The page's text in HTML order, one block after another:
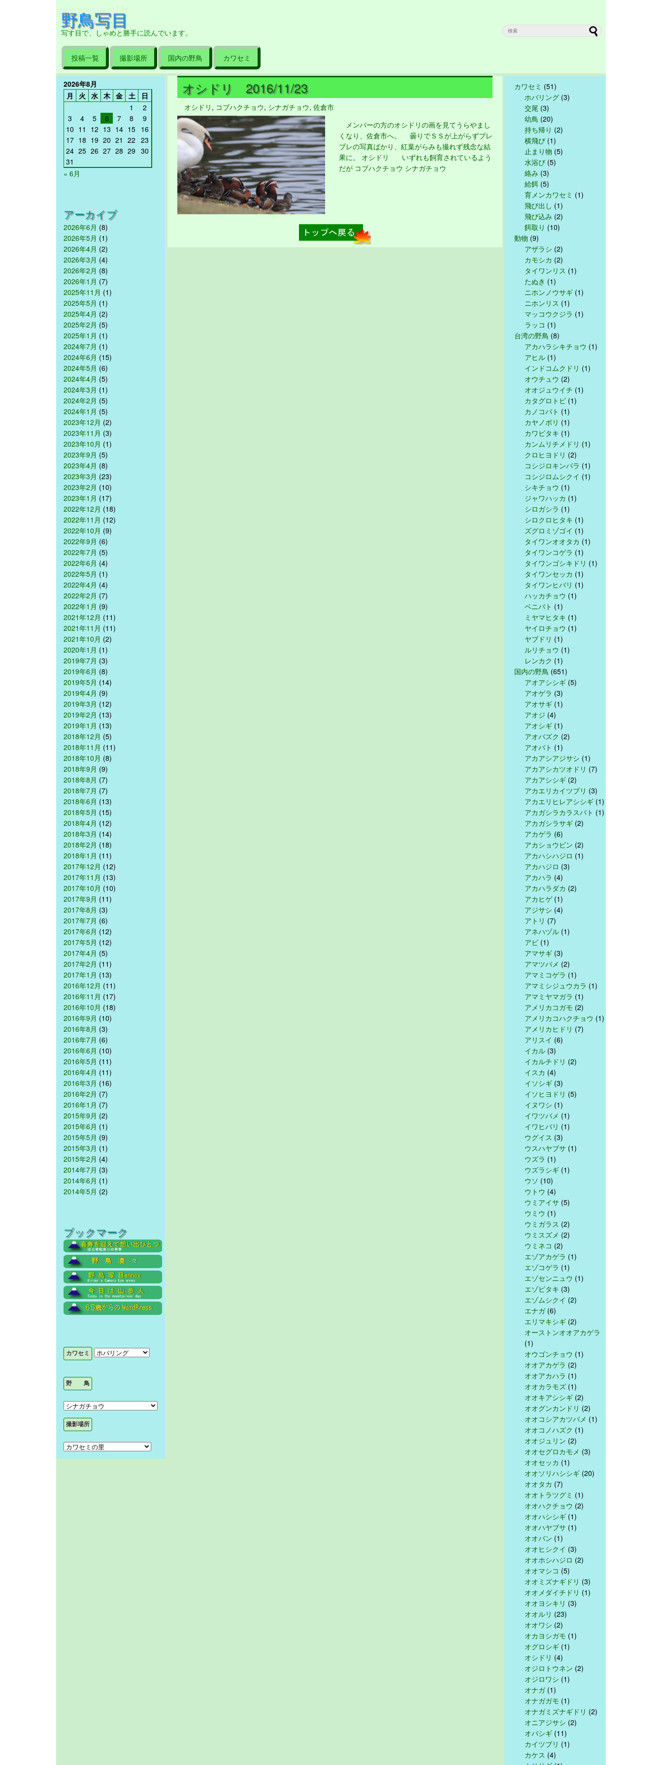
野鳥写目
写す目で、しゃめと勝手に読んでいます。
投稿一覧 撮影場所 国内の野鳥 カワセミ
2026年8月
月
火 水 木 金 土
日
1
2
3
4 5 6 7 8
9
10 11 12 13 14 15 16
17 18 19 20 21 22 23
24 25 26 27 28 29 30
31
« 6月
アーカイブ
2026年6月 (8)
2026年5月 (1)
2026年4月 (2)
2026年3月 (4)
2026年2月 (8)
2026年1月 (7)
2025年11月 (1)
2025年5月 (1)
2025年4月 (2)
2025年2月 (5)
2025年1月 (1)
2024年7月 (1)
2024年6月 (15)
2024年5月 (6)
2024年4月 (5)
2024年3月 (1)
2024年2月 (5)
2024年1月 (5)
2023年12月 (2)
2023年11月 (3)
2023年10月 (1)
2023年9月 (5)
2023年4月 (8)
2023年3月 (23)
2023年2月 (10)
2023年1月 (17)
2022年12月 (18)
2022年11月 (12)
2022年10月 (9)
2022年9月 (6)
2022年7月 (5)
2022年6月 (4)
2022年5月 (1)
2022年4月 (4)
2022年2月 (7)
2022年1月 (9)
2021年12月 (11)
2021年11月 (11)
2021年10月 (2)
2020年1月 (1)
2019年7月 (3)
2019年6月 (8)
2019年5月 (14)
2019年4月 (9)
2019年3月 (12)
2019年2月 (13)
2019年1月 (13)
2018年12月 (5)
2018年11月 (11)
2018年10月 (8)
2018年9月 (9)
2018年8月 (7)
2018年7月 (7)
2018年6月 (13)
2018年5月 (15)
2018年4月 (12)
2018年3月 (14)
2018年2月 (18)
2018年1月 (11)
2017年12月 (12)
2017年11月 (13)
2017年10月 (10)
2017年9月 (11)
2017年8月 (3)
2017年7月 (6)
2017年6月 (12)
2017年5月 (12)
2017年4月 (5)
2017年2月 (11)
2017年1月 (13)
2016年12月 (11)
2016年11月 (17)
2016年10月 (18)
2016年9月 (10)
2016年8月 (3)
2016年7月 (6)
2016年6月 (10)
2016年5月 (11)
2016年4月 (11)
2016年3月 (16)
2016年2月 (7)
2016年1月 (7)
2015年9月 (2)
2015年6月 (1)
2015年5月 (9)
2015年3月 (1)
2015年2月 (4)
2014年7月 (3)
2014年6月 (1)
2014年5月 (2)
ブックマーク
オシドリ 2016/11/23
オシドリ , コブハクチョウ, シナガチョウ, 佐倉市
メンバーの方のオシドリの画を見てうらやまし
くなり、佐倉市へ。 曇りでＳＳが上がらずブレ
ブレの写真ばかり、紅葉がらみも撮れず残念な結
果に。 オシドリ いずれも飼育されているよう
だが コブハクチョウ シナガチョウ
カワセミ (51)
ホバリング (3)
交尾 (3)
幼鳥 (20)
持ち帰り (2)
横飛び (1)
止まり物 (5)
水浴び (5)
絡み (3)
給餌 (5)
育メンカワセミ (1)
飛び出し (1)
飛び込み (2)
餌取り (10)
動物 (9)
アザラシ (2)
カモシカ (2)
タイワンリス (1)
たぬき (1)
ニホンノウサギ (1)
ニホンリス (1)
マッコウクジラ (1)
ラッコ (1)
台湾の野鳥 (8)
アカハラシキチョウ (1)
アヒル (1)
インドコムクドリ (1)
オウチュウ (2)
オオジュウイチ (1)
カタグロトビ (1)
カノコバト (1)
カヤノボリ (1)
カワビタキ (1)
カンムリチメドリ (1)
クロヒヨドリ (2)
コシジロキンパラ (1)
コシジロムシクイ (1)
シキチョウ (1)
ジャワハッカ (1)
シロガシラ (1)
シロクロヒタキ (1)
ズグロミゾゴイ (1)
タイワンオオタカ (1)
タイワンコゲラ (1)
タイワンゴシキドリ (1)
タイワンセッカ (1)
タイワンヒバリ (1)
ハッカチョウ (1)
ベニバト (1)
ミヤマヒタキ (1)
ヤイロチョウ (1)
ヤブドリ (1)
ルリチョウ (1)
レンカク (1)
国内の野鳥 (651)
アオアシシギ (5)
アオゲラ (3)
アオサギ (1)
アオジ (4)
アオシギ (1)
アオバズク (2)
アオバト (1)
アカアシアジサシ (1)
アカアシカツオドリ (7)
アカアシシギ (2)
アカエリカイツブリ (3)
アカエリヒレアシシギ (1)
アカガシラカラスバト (1)
アカガシラサギ (2)
アカゲラ (6)
アカショウビン (2)
アカハシハジロ (1)
アカハジロ (3)
アカハラ (4)
アカハラダカ (2)
アカヒゲ(1)
アジサシ (4)
アトリ (7)
アネハヅル (1)
アビ (1)
アマサギ (3)
アマツバメ (2)
アマミコゲラ (1)
アマミシジュウカラ (1)
アマミヤマガラ (1)
アメリカコガモ (2)
アメリカコハクチョウ (1)
アメリカヒドリ (7)
アリスイ (6)
イカル (3)
イカルチドリ (2)
イスカ (4)
イソシギ (3)
イソヒヨドリ (5)
イヌワシ (1)
イワツバメ (1)
イワヒバリ (1)
ウグイス (3)
ウスハヤブサ (1)
ウズラ (1)
ウズラシギ (1)
ウソ (10)
ウトウ (4)
ウミアイサ (5)
ウミウ (1)
ウミガラス (2)
ウミスズメ (2)
ウミネコ (2)
エゾアカゲラ (1)
エゾコゲラ (1)
エゾセンニュウ (1)
エゾビタキ (3)
エゾムシクイ (2)
エナガ(6)
エリマキシギ (2)
オーストンオオアカゲラ
(1)
オウゴンチョウ (1)
オオアカゲラ (2)
オオアカハラ (1)
オオカラモズ (1)
オオキアシシギ (2)
オオグンカンドリ (2)
オオコシアカツバメ (1)
オオコノハズク (1)
オオジュリン (2)
オオセグロカモメ (3)
オオセッカ (1)
オオソリハシシギ (20)
オオタカ (7)
オオトラツグミ (1)
オオハクチョウ (2)
オオハシシギ (1)
オオハヤブサ (1)
オオバン (1)
オオヒシクイ (3)
オオホシハジロ (2)
オオマシコ (5)
オオミズナギドリ (3)
オオメダイチドリ (1)
オオヨシキリ (3)
オオルリ (23)
オオワシ (2)
オカヨシガモ (1)
オグロシギ (1)
オシドリ (4)
オジロトウネン (2)
オジロワシ (1)
オナガ(1)
オナガガモ (1)
オナガミズナギドリ (2)
オニアジサシ (2)
オバシギ (11)
カイツブリ (1)
カケス (4)